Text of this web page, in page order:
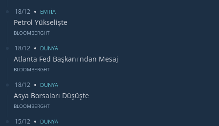
18/12 EMTİA
Petrol Yükselişte
BLOOMBERGHT
18/12 DUNYA
Atlanta Fed Başkanı'ndan Mesaj
BLOOMBERGHT
18/12 DUNYA
Asya Borsaları Düşüşte
BLOOMBERGHT
15/12 DUNYA